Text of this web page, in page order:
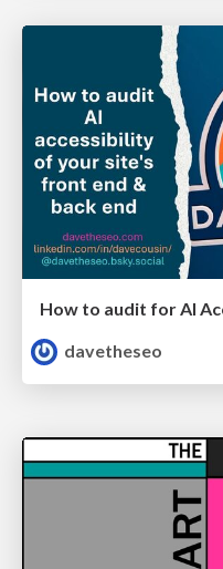
davetheseo